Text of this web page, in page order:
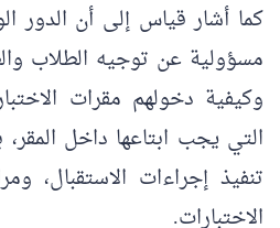
كما أشار قياس إلى أن الدور
مسؤولية عن توجيه الطلاب
وكيفية دخولهم مقرات
التي يجب ابتاعها داخل
تنفيذ إجراءات الاستقبال،
الاختبارات.